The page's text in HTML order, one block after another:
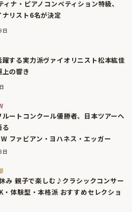
ナ・ピアノコンペティション特級、
ナリスト6名が決定
日
躍する実力派ヴァイオリニスト松本紘佳
の響き
ートコンクール優勝者、日本ツアーへ
る
ファビアン・ヨハネス・エッガー
日
み 親子で楽しむ♪クラシックコンサー
・体験型・本格派 おすすめセレクショ